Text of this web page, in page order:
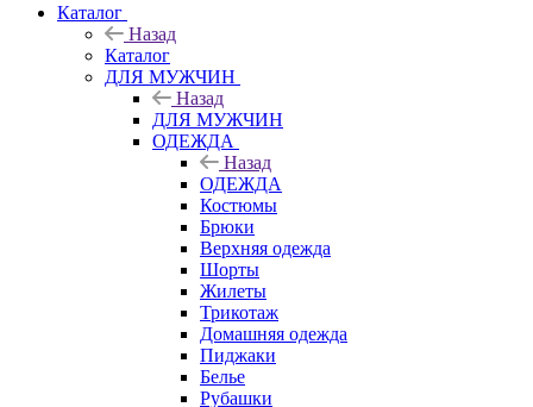
Каталог
Назад
Каталог
ДЛЯ МУЖЧИН
Назад
ДЛЯ МУЖЧИН
ОДЕЖДА
Назад
ОДЕЖДА
Костюмы
Брюки
Верхняя одежда
Шорты
Жилеты
Трикотаж
Домашняя одежда
Пиджаки
Белье
Рубашки